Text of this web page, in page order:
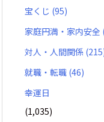
宝くじ (95)
家庭円満・家内安全
対人・人間関係
就職・転職 (46)
幸運日
(1,035)